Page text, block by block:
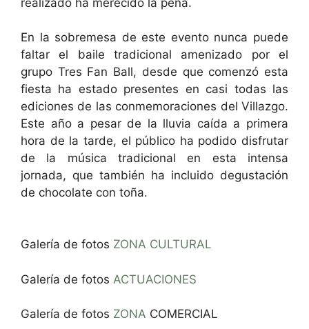
En la sobremesa de este evento nunca puede
faltar el baile tradicional amenizado por el
grupo Tres Fan Ball, desde que comenzó esta
fiesta ha estado presentes en casi todas las
ediciones de las conmemoraciones del Villazgo.
Este año a pesar de la lluvia caída a primera
hora de la tarde, el público ha podido disfrutar
de la música tradicional en esta intensa
jornada, que también ha incluido degustación
de chocolate con toña.
Galería de fotos ZONA CULTURAL
Galería de fotos ACTUACIONES
Galería de fotos ZONA COMERCIAL